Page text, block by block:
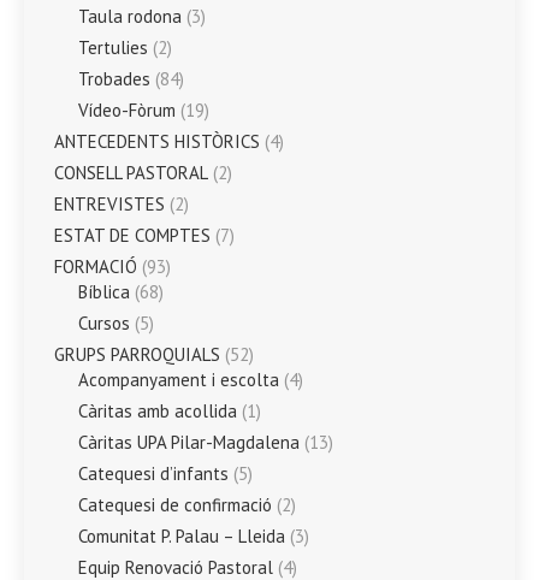
Taula rodona (3)
Tertulies (2)
Trobades (84)
Vídeo-Fòrum (19)
ANTECEDENTS HISTÒRICS (4)
CONSELL PASTORAL (2)
ENTREVISTES (2)
ESTAT DE COMPTES (7)
FORMACIÓ (93)
Bíblica (68)
Cursos (5)
GRUPS PARROQUIALS (52)
Acompanyament i escolta (4)
Càritas amb acollida (1)
Càritas UPA Pilar-Magdalena (13)
Catequesi d’infants (5)
Catequesi de confirmació (2)
Comunitat P. Palau – Lleida (3)
Equip Renovació Pastoral (4)